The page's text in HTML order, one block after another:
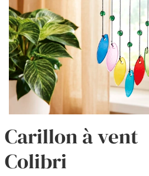
Carillon à vent
Colibri